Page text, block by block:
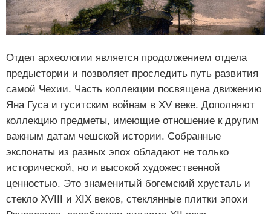
Отдел археологии является продолжением отдела
предыстории и позволяет проследить путь развития
самой Чехии. Часть коллекции посвящена движению
Яна Гуса и гуситским войнам в XV веке. Дополняют
коллекцию предметы, имеющие отношение к другим
важным датам чешской истории. Собранные
экспонаты из разных эпох обладают не только
исторической, но и высокой художественной
ценностью. Это знаменитый богемский хрусталь и
стекло XVIII и XIX веков, стеклянные плитки эпохи